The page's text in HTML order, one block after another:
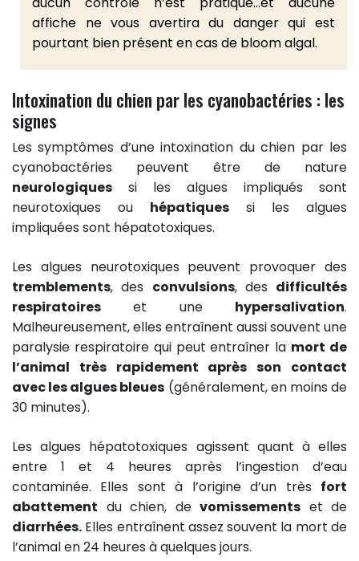
affiche ne vous avertira du danger qui est
pourtant bien présent en cas de bloom algal.
Intoxination du chien par les cyanobactéries : les
signes
Les symptômes d’une intoxination du chien par les
cyanobactéries peuvent être de nature
neurologiques si les algues impliqués sont
neurotoxiques ou hépatiques si les algues
impliquées sont hépatotoxiques.
Les algues neurotoxiques peuvent provoquer des
tremblements, des convulsions, des difficultés
respiratoires et une hypersalivation.
Malheureusement, elles entraînent aussi souvent une
paralysie respiratoire qui peut entraîner la mort de
l’animal très rapidement après son contact
avec les algues bleues (généralement, en moins de
30 minutes).
Les algues hépatotoxiques agissent quant à elles
entre 1 et 4 heures après l’ingestion d’eau
contaminée. Elles sont à l’origine d’un très fort
abattement du chien, de vomissements et de
diarrhées. Elles entraînent assez souvent la mort de
l’animal en 24 heures à quelques jours.